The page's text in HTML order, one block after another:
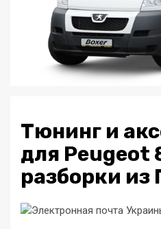
Тюнинг и
для Peugeot
разборки из